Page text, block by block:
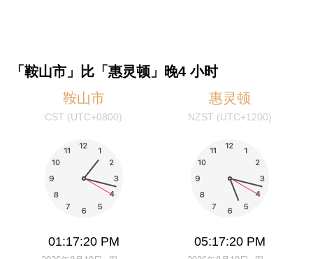
「鞍山市」比「惠灵顿」晚4 小时
鞍山市
CST (UTC+0800)
01:17:20 PM
惠灵顿
NZST (UTC+1200)
05:17:20 PM